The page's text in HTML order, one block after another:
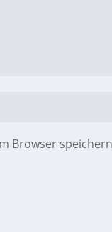
Browser